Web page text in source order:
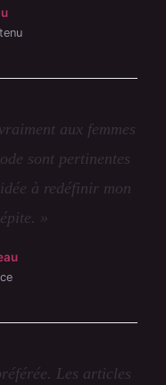
aux femmes
sont pertinentes
à redéfinir mon
»
Les articles